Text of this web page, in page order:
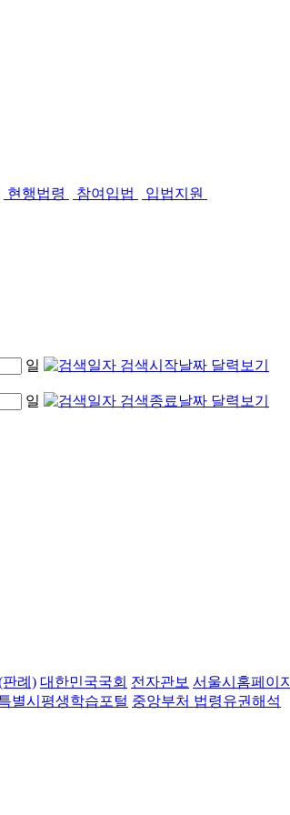
현행법령 참여입법
입법지원
일
일
례) 대한민국국회 전자관보 서울시홈페이지
별시평생학습포털 중앙부처 법령유권해석